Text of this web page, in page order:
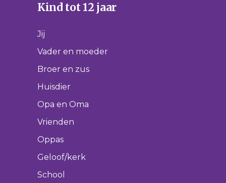
Kind tot 12 jaar
Jij
Vader en moeder
Broer en zus
Huisdier
Opa en Oma
Vrienden
Oppas
Geloof/kerk
School